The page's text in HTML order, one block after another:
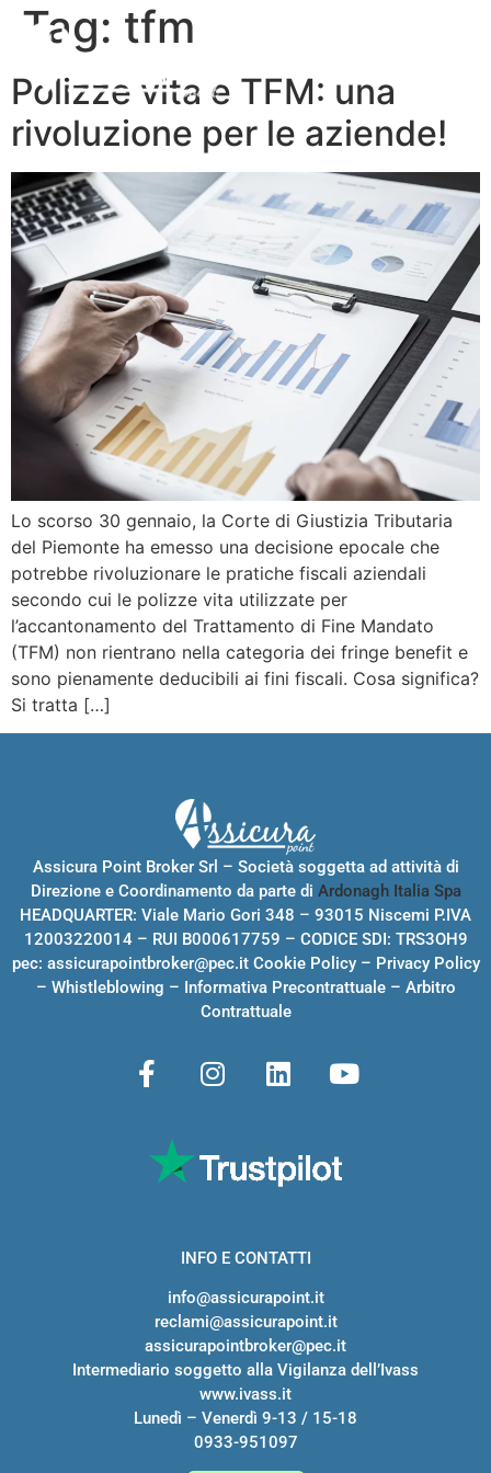
Tag: tfm
Polizze vita e TFM: una
rivoluzione per le aziende!
Lo scorso 30 gennaio, la Corte di Giustizia Tributaria
del Piemonte ha emesso una decisione epocale che
potrebbe rivoluzionare le pratiche fiscali aziendali
secondo cui le polizze vita utilizzate per
l’accantonamento del Trattamento di Fine Mandato
(TFM) non rientrano nella categoria dei fringe benefit e
sono pienamente deducibili ai fini fiscali. Cosa significa?
Si tratta […]
Assicura Point Broker Srl – Società soggetta ad attività di
Direzione e Coordinamento da parte di Ardonagh Italia Spa
HEADQUARTER: Viale Mario Gori 348 – 93015 Niscemi P.IVA
12003220014 – RUI B000617759 – CODICE SDI: TRS3OH9
pec: assicurapointbroker@pec.it Cookie Policy– Privacy Policy
– Whistleblowing – Informativa Precontrattuale– Arbitro
Contrattuale
INFO E CONTATTI
info@assicurapoint.it
reclami@assicurapoint.it
assicurapointbroker@pec.it
Intermediario soggetto alla Vigilanza dell’Ivass
www.ivass.it
Lunedì – Venerdì 9-13 / 15-18
0933-951097